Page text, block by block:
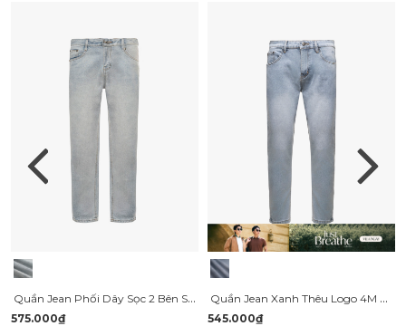
Quần Jean Phối Dây Sọc 2 Bên Sườn Form Straight Xanh Nhạt QJ129 Màu Xanh
575.000₫
Quần Jean Xanh Thêu Logo 4M Form Slim QJ118
545.000₫